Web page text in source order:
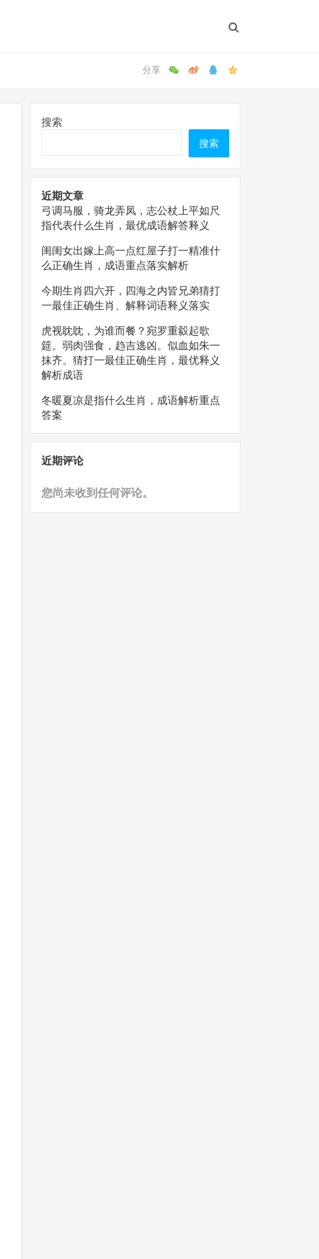
搜索
搜索
近期文章
弓调马服，骑龙弄凤，志公杖上平如尺
指代表什么生肖，最优成语解答释义
闺闺女出嫁上高一点红屋子打一精准什
么正确生肖，成语重点落实解析
今期生肖四六开，四海之内皆兄弟猜打
一最佳正确生肖、解释词语释义落实
虎视眈眈，为谁而餐？宛罗重縠起歌
筵。弱肉强食，趋吉逃凶。似血如朱一
抹齐。猜打一最佳正确生肖，最优释义
解析成语
冬暖夏凉是指什么生肖，成语解析重点
答案
近期评论
您尚未收到任何评论。